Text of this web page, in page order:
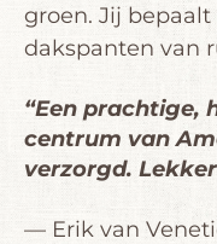
groen. Jij
dakspanten van
“Een prachtige,
centrum van
verzorgd.
— Erik van